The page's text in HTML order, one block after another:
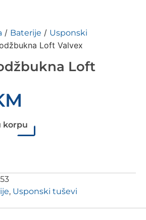
/ Baterije / Usponski
Loft Valvex
Loft
korpu
, Usponski tuševi